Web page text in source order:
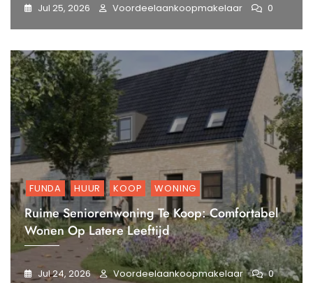
Jul 25, 2026 Voordeelaankoopmakelaar 0
FUNDA HUUR KOOP WONING
Ruime Seniorenwoning Te Koop: Comfortabel
Wonen Op Latere Leeftijd
Jul 24, 2026 Voordeelaankoopmakelaar 0